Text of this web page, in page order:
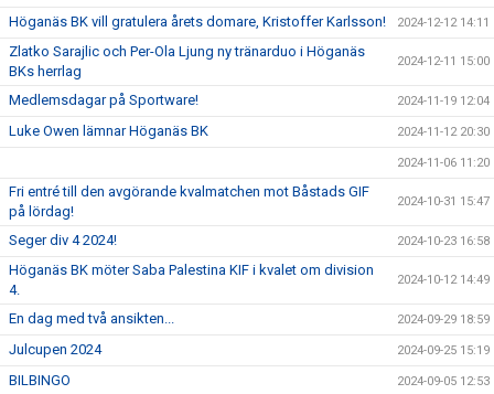
Höganäs BK vill gratulera årets domare, Kristoffer Karlsson! 2024-12-12 14:11
Zlatko Sarajlic och Per-Ola Ljung ny tränarduo i Höganäs
BKs herrlag
2024-12-11 15:00
Medlemsdagar på Sportware! 2024-11-19 12:04
Luke Owen lämnar Höganäs BK 2024-11-12 20:30
2024-11-06 11:20
Fri entré till den avgörande kvalmatchen mot Båstads GIF
på lördag!
2024-10-31 15:47
Seger div 4 2024! 2024-10-23 16:58
Höganäs BK möter Saba Palestina KIF i kvalet om division
4.
2024-10-12 14:49
En dag med två ansikten... 2024-09-29 18:59
Julcupen 2024 2024-09-25 15:19
BILBINGO 2024-09-05 12:53